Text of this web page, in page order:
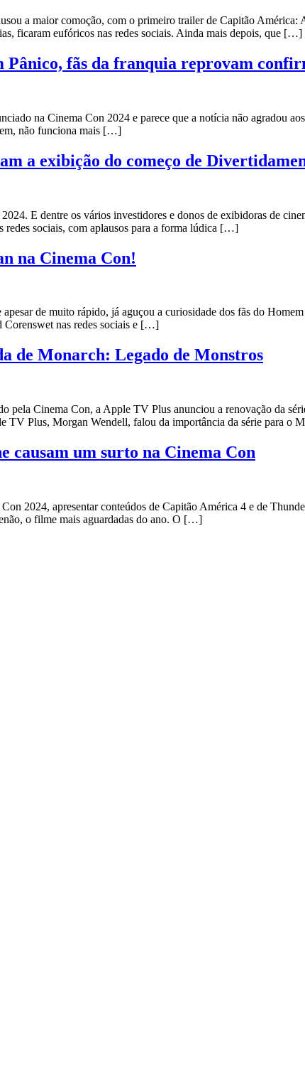
a maior comoção, com o primeiro trailer de Capitão
ficaram eufóricos nas redes sociais. Ainda mais depois, que […]
Pânico, fãs da franquia reprovam
na Cinema Con 2024 e parece que a notícia não agradou
não funciona mais […]
a exibição do começo de
E dentre os vários investidores e donos de exibidoras de
redes sociais, com aplausos para a forma lúdica […]
na Cinema Con!
de muito rápido, já aguçou a curiosidade dos fãs do
Corenswet nas redes sociais e […]
de Monarch: Legado de Monstros
pela Cinema Con, a Apple TV Plus anunciou a renovação da
TV Plus, Morgan Wendell, falou da importância da série para o
causam um surto na Cinema Con
2024, apresentar conteúdos de Capitão América 4 e de
o filme mais aguardadas do ano. O […]